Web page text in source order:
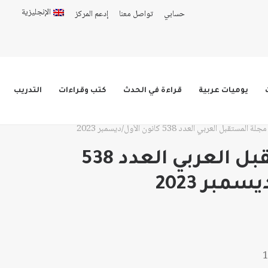
حسابي تواصل معنا إدعم المركز الإنجليزية
يوميات عربية قراءة في الحدث كتب وقراءات التدريب
مجلة المستقبل العربي العدد 538 كانون الأول/ديسمبر 2023
مجلة المستقبل العربي العدد 538
2023